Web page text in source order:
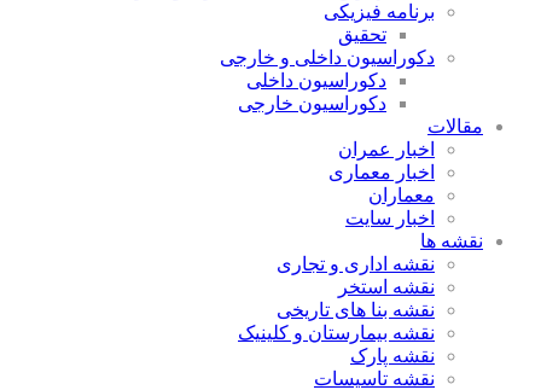
برنامه فیزیکی
تحقیق
دکوراسیون داخلی و خارجی
دکوراسیون داخلی
دکوراسیون خارجی
مقالات
اخبار عمران
اخبار معماری
معماران
اخبار سایت
نقشه ها
نقشه اداری و تجاری
نقشه استخر
نقشه بنا های تاریخی
نقشه بیمارستان و کلینیک
نقشه پارک
نقشه تاسیسات